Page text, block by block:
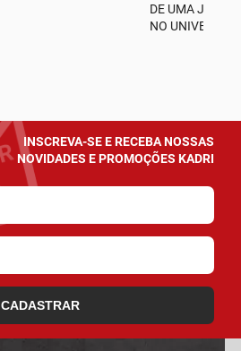
DE UMA
NO UNIVERSO
INSCREVA-SE E RECEBA NOSSAS
NOVIDADES E PROMOÇÕES KADRI
CADASTRAR